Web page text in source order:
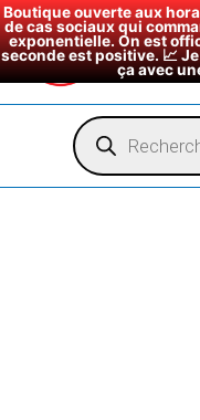
Boutique ouverte aux
de cas sociaux qui
exponentielle. On est
seconde est positive. 📈
ça avec
Recherche
de
produits